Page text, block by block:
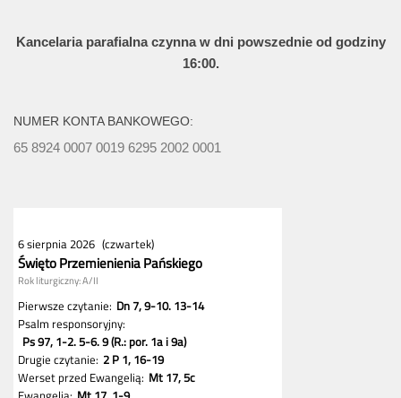
Kancelaria parafialna czynna w dni powszednie od godziny
16:00.
NUMER KONTA BANKOWEGO:
65 8924 0007 0019 6295 2002 0001